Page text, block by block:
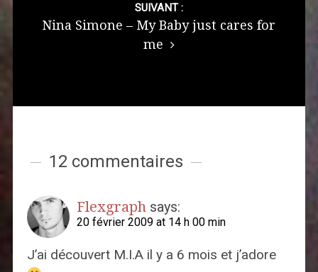
SUIVANT :
Nina Simone – My Baby just cares for
me
12 commentaires
Flexgraph says:
20 février 2009 at 14 h 00 min
J’ai découvert M.I.A il y a 6 mois et j’adore